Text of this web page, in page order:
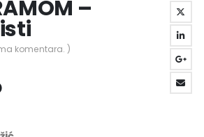
–
komentara. )